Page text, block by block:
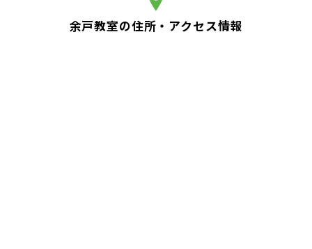
余戸教室の住所・アクセス情報